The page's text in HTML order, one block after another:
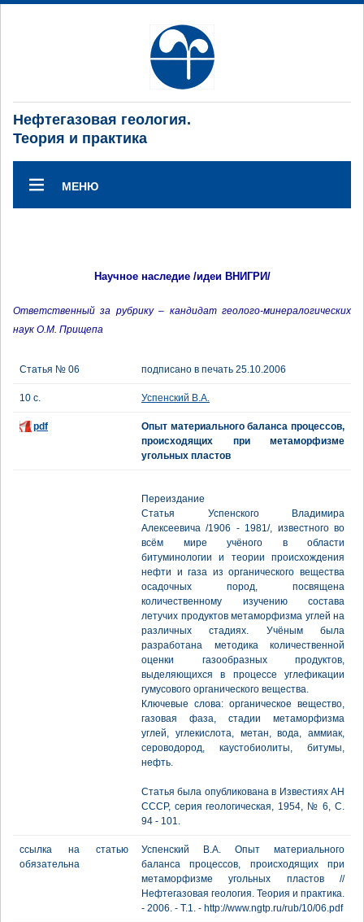
Нефтегазовая геология.
Теория и практика
МЕНЮ
Научное наследие /идеи ВНИГРИ/
Ответственный за рубрику – кандидат геолого-минералогических
наук О.М. Прищепа
Статья № 06 подписано в печать 25.10.2006
10 с. Успенский В.А.
pdf
Опыт материального баланса процессов,
происходящих при метаморфизме
угольных пластов
Переиздание
Статья Успенского Владимира
Алексеевича /1906 - 1981/, известного во
всём мире учёного в области
битуминологии и теории происхождения
нефти и газа из органического вещества
осадочных пород, посвящена
количественному изучению состава
летучих продуктов метаморфизма углей на
различных стадиях. Учёным была
разработана методика количественной
оценки газообразных продуктов,
выделяющихся в процессе углефикации
гумусового органического вещества.
Ключевые слова: органическое вещество,
газовая фаза, стадии метаморфизма
углей, углекислота, метан, вода, аммиак,
сероводород, каустобиолиты, битумы,
нефть.
Статья была опубликована в Известиях АН
СССР, серия геологическая, 1954, № 6, С.
94 - 101.
ссылка на статью
обязательна
Успенский В.А. Опыт материального
баланса процессов, происходящих при
метаморфизме угольных пластов //
Нефтегазовая геология. Теория и практика.
- 2006. - Т.1. - http://www.ngtp.ru/rub/10/06.pdf